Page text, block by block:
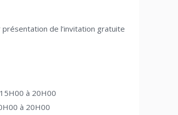
de l’invitation gratuite
à 20H00
à 20H00